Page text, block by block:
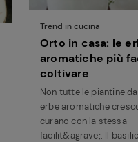
Trend in cucina
Orto in casa: le
aromatiche più
coltivare
Non tutte le piantine
erbe aromatiche
curano con la stessa
facilit&agrave;. Il